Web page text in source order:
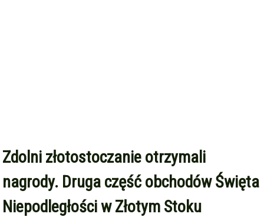
Zdolni złotostoczanie otrzymali
nagrody. Druga część obchodów Święta
Niepodległości w Złotym Stoku